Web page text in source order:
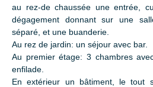
au rez-de chaussée une entrée,
dégagement donnant sur une
séparé, et une buanderie.
Au rez de jardin: un séjour avec bar.
Au premier étage: 3 chambres
enfilade.
En extérieur un bâtiment, le tout